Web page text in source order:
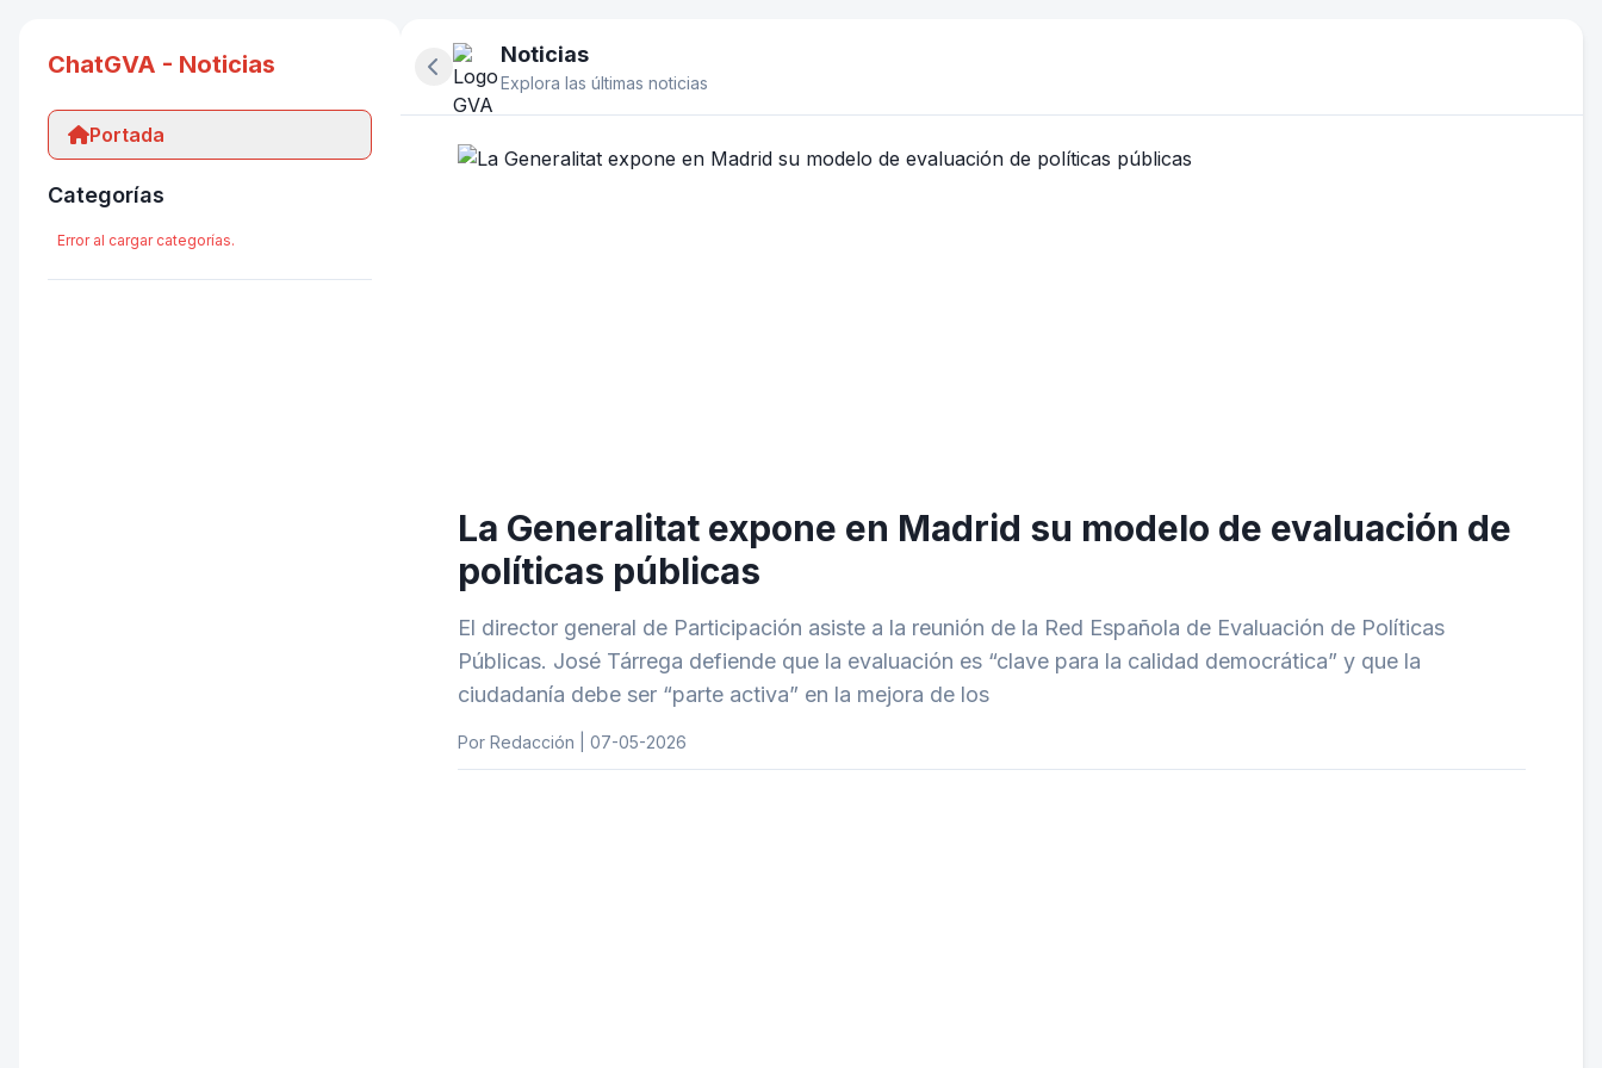
ChatGVA - Noticias
Portada
Categorías
Error al cargar categorías.
Ocultar panel lateral
Noticias
Explora las últimas noticias
La Generalitat expone en Madrid su modelo de evaluación de
políticas públicas
El director general de Participación asiste a la reunión de la Red Española de Evaluación de Políticas
Públicas. José Tárrega defiende que la evaluación es “clave para la calidad democrática” y que la
ciudadanía debe ser “parte activa” en la mejora de los
Por Redacción | 07-05-2026